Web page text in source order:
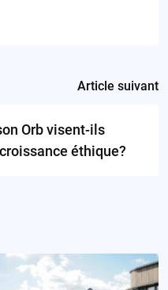
Article suivant
Orb visent-ils
éthique?